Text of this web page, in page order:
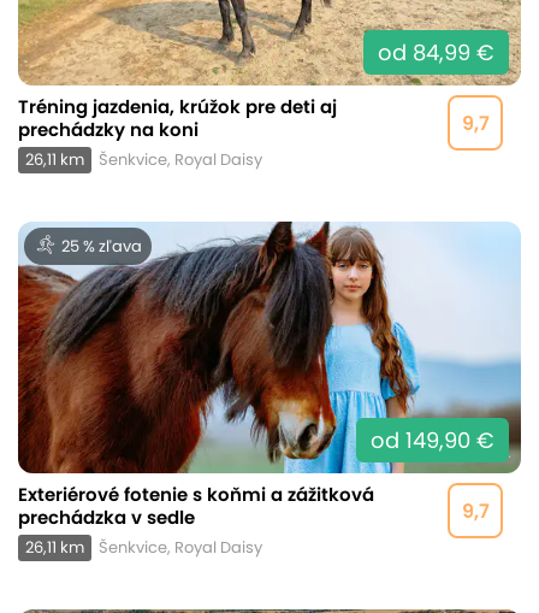
od 84,99 €
9,7
Tréning jazdenia, krúžok pre deti aj
prechádzky na koni
26,11 km Šenkvice, Royal Daisy
25 % zľava
od 149,90 €
9,7
Exteriérové fotenie s koňmi a zážitková
prechádzka v sedle
26,11 km Šenkvice, Royal Daisy